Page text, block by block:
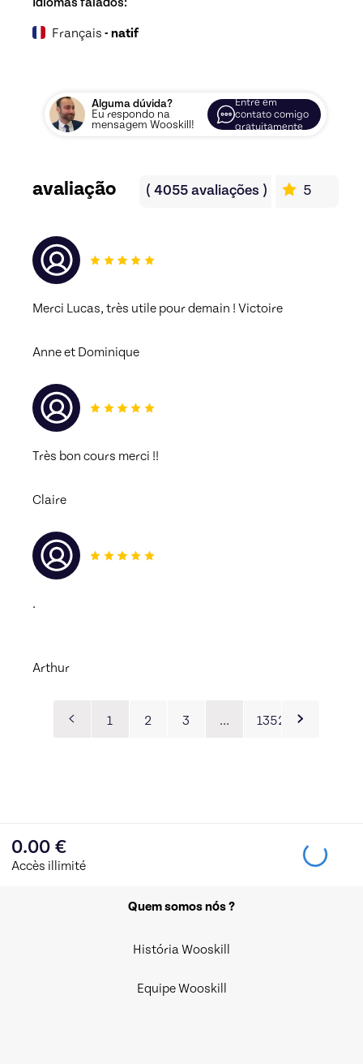
Français - natif
Alguma dúvida?
Eu respondo na
mensagem Wooskill!
Entre em
contato comigo
gratuitamente
avaliação ( 4055avaliações ) 5
Merci Lucas, très utile pour demain ! Victoire
Anne et Dominique
Très bon cours merci !!
Claire
.
Arthur
1 2 3 … 1352
0.00 €
Accès illimité
Quem somos nós ?
História Wooskill
Equipe Wooskill